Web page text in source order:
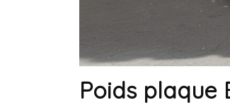
Poids plaque